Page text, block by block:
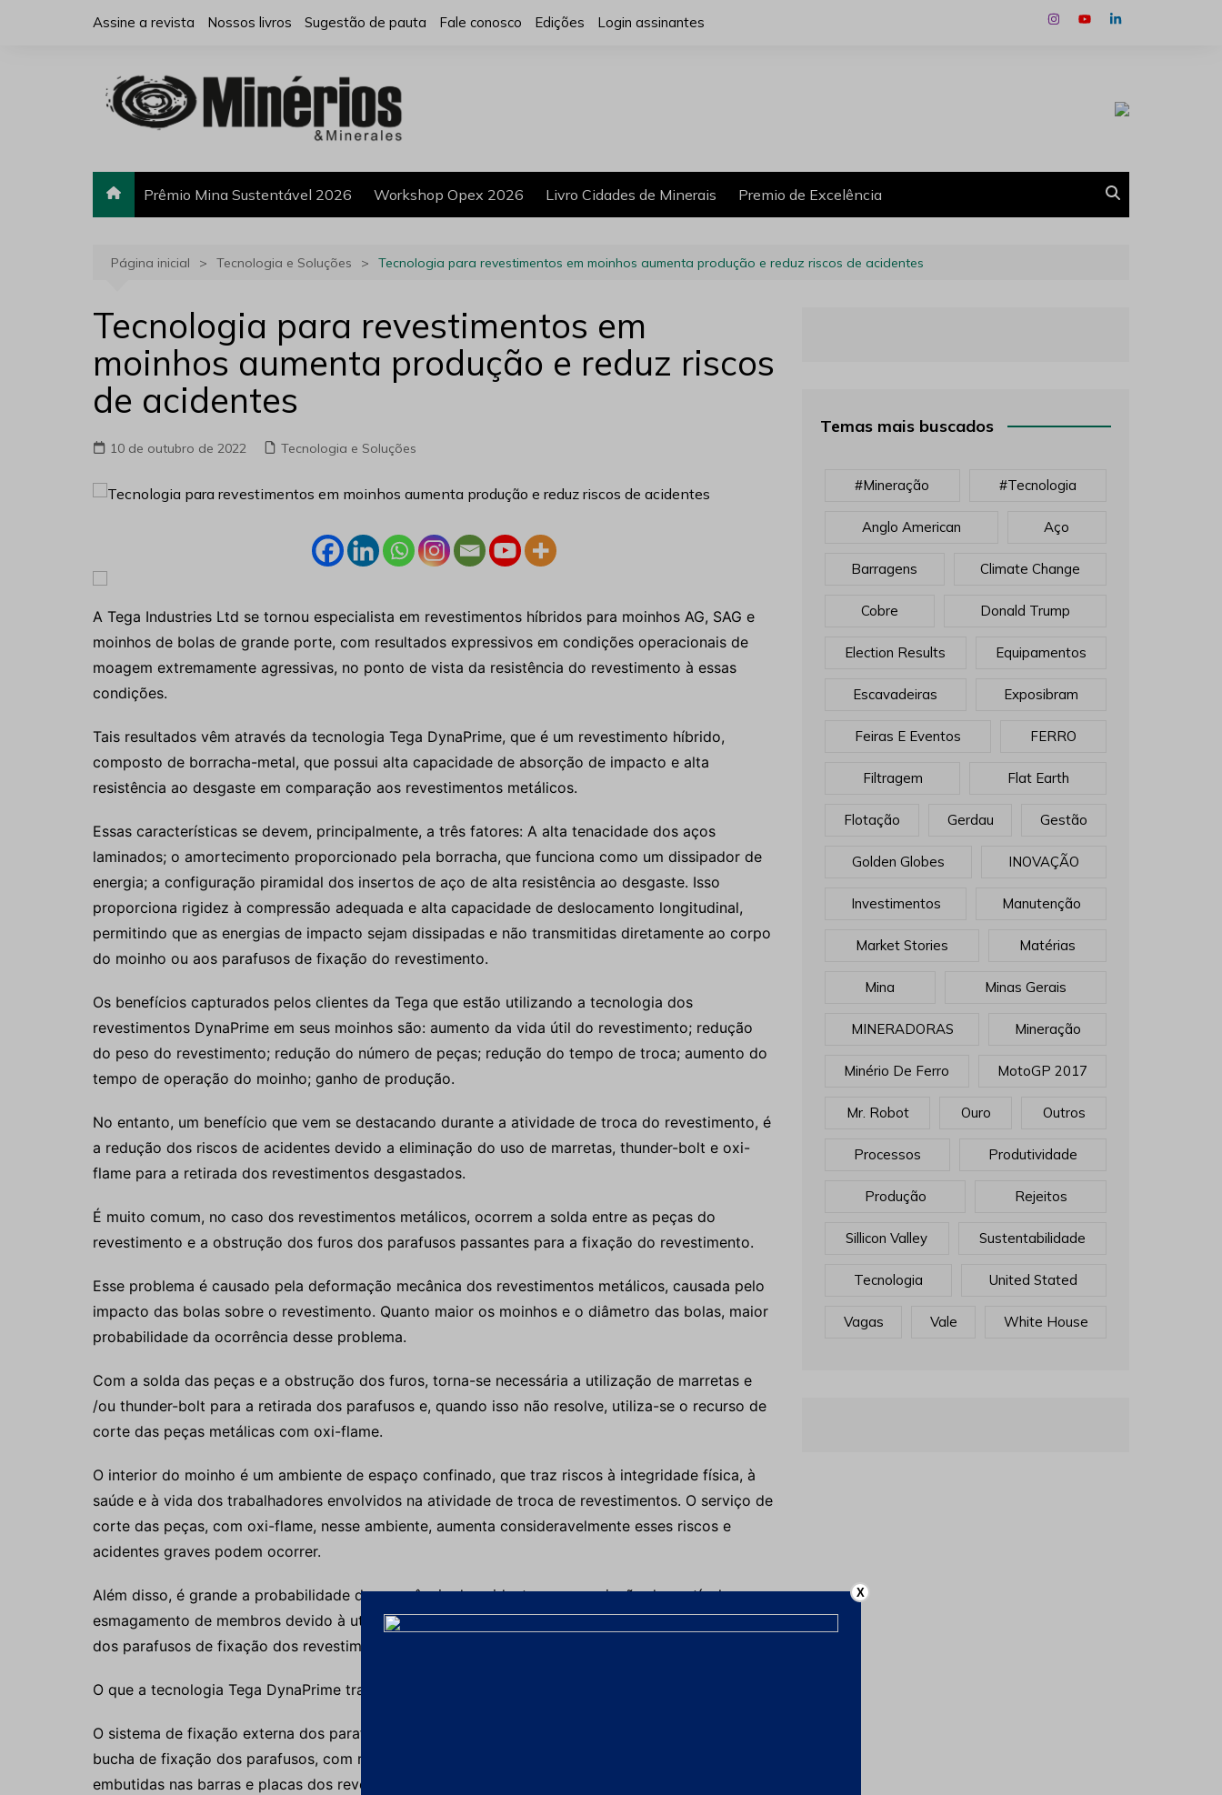
Assine a revista Nossos livros Sugestão de pauta Fale conosco Edições Login assinantes
Prêmio Mina Sustentável 2026 Workshop Opex 2026 Livro Cidades de Minerais Premio de Excelência
Página inicial Tecnologia e Soluções Tecnologia para revestimentos em moinhos aumenta produção e reduz riscos de acidentes
Tecnologia para revestimentos em
moinhos aumenta produção e reduz riscos
de acidentes
10 de outubro de 2022 Tecnologia e Soluções
A Tega Industries Ltd se tornou especialista em revestimentos híbridos para moinhos AG, SAG e
moinhos de bolas de grande porte, com resultados expressivos em condições operacionais de
moagem extremamente agressivas, no ponto de vista da resistência do revestimento à essas
condições.
Tais resultados vêm através da tecnologia Tega DynaPrime, que é um revestimento híbrido,
composto de borracha-metal, que possui alta capacidade de absorção de impacto e alta
resistência ao desgaste em comparação aos revestimentos metálicos.
Essas características se devem, principalmente, a três fatores: A alta tenacidade dos aços
laminados; o amortecimento proporcionado pela borracha, que funciona como um dissipador de
energia; a configuração piramidal dos insertos de aço de alta resistência ao desgaste. Isso
proporciona rigidez à compressão adequada e alta capacidade de deslocamento longitudinal,
permitindo que as energias de impacto sejam dissipadas e não transmitidas diretamente ao corpo
do moinho ou aos parafusos de fixação do revestimento.
Os benefícios capturados pelos clientes da Tega que estão utilizando a tecnologia dos
revestimentos DynaPrime em seus moinhos são: aumento da vida útil do revestimento; redução
do peso do revestimento; redução do número de peças; redução do tempo de troca; aumento do
tempo de operação do moinho; ganho de produção.
No entanto, um benefício que vem se destacando durante a atividade de troca do revestimento, é
a redução dos riscos de acidentes devido a eliminação do uso de marretas, thunder-bolt e oxi-
flame para a retirada dos revestimentos desgastados.
É muito comum, no caso dos revestimentos metálicos, ocorrem a solda entre as peças do
revestimento e a obstrução dos furos dos parafusos passantes para a fixação do revestimento.
Esse problema é causado pela deformação mecânica dos revestimentos metálicos, causada pelo
impacto das bolas sobre o revestimento. Quanto maior os moinhos e o diâmetro das bolas, maior
probabilidade da ocorrência desse problema.
Com a solda das peças e a obstrução dos furos, torna-se necessária a utilização de marretas e
/ou thunder-bolt para a retirada dos parafusos e, quando isso não resolve, utiliza-se o recurso de
corte das peças metálicas com oxi-flame.
O interior do moinho é um ambiente de espaço confinado, que traz riscos à integridade física, à
saúde e à vida dos trabalhadores envolvidos na atividade de troca de revestimentos. O serviço de
corte das peças, com oxi-flame, nesse ambiente, aumenta consideravelmente esses riscos e
acidentes graves podem ocorrer.
Além disso, é grande a probabilidade de ocorrência de acidentes com projeção de partículas e
esmagamento de membros devido à utilização de marretas e thunder-bolt no serviço de remoção
dos parafusos de fixação dos revestimentos metálicos.
O que a tecnologia Tega DynaPrime traz como solução para esse problema?
O sistema de fixação externa dos parafusos dos revestimentos Tega DynaPrime. Nesse sistema, a
bucha de fixação dos parafusos, com rosca e dispositivo de travamento dos parafusos, são
embutidas nas barras e placas dos revestimentos híbridos. Assim, os parafusos são inseridos,
Temas mais buscados
#mineração #tecnologia
Anglo American Aço
Barragens Climate Change
Cobre Donald Trump
Election Results Equipamentos
Escavadeiras Exposibram
Feiras E Eventos FERRO
Filtragem Flat Earth
Flotação Gerdau Gestão
Golden Globes INOVAÇÃO
Investimentos Manutenção
Market Stories Matérias
Mina Minas Gerais
MINERADORAS Mineração
Minério De Ferro MotoGP 2017
Mr. Robot Ouro Outros
Processos Produtividade
Produção Rejeitos
Sillicon Valley Sustentabilidade
Tecnologia United Stated
Vagas Vale White House
X